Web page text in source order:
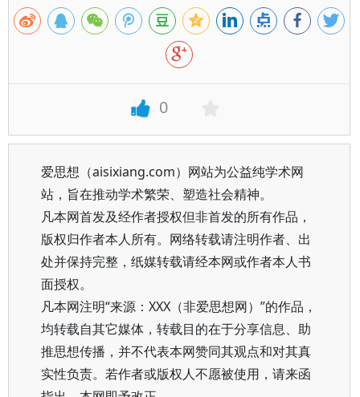
0
爱思想（aisixiang.com）网站为公益纯学术网
站，旨在推动学术繁荣、塑造社会精神。
凡本网首发及经作者授权但非首发的所有作品，
版权归作者本人所有。网络转载请注明作者、出
处并保持完整，纸媒转载请经本网或作者本人书
面授权。
凡本网注明“来源：XXX（非爱思想网）”的作品，
均转载自其它媒体，转载目的在于分享信息、助
推思想传播，并不代表本网赞同其观点和对其真
实性负责。若作者或版权人不愿被使用，请来函